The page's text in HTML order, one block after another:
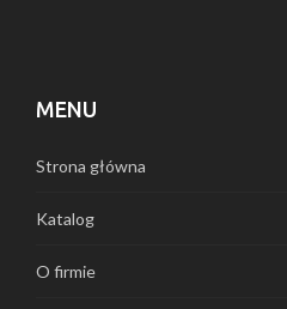
MENU
Strona główna
Katalog
O firmie